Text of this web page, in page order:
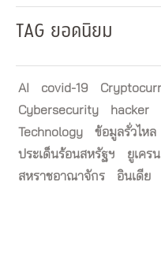
TAG ยอดนิยม
AI covid-19
Cybersecurity
hacker
Technology
ข้อมูลรั่วไหล
ประเด็นร้อนสหรัฐฯ
ยูเครน
สหราชอาณาจักร
อินเดีย